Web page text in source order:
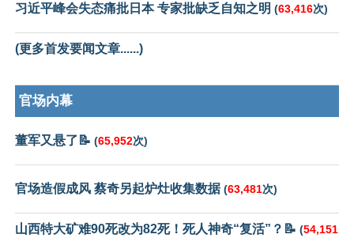
习近平峰会失态痛批日本 专家批缺乏自知之明 (63,416次)
(更多首发要闻文章......)
官场内幕
董军又悬了📝 (65,952次)
官场造假成风 蔡奇另起炉灶收集数据(63,481次)
山西特大矿难90死改为82死！死人神奇“复活”？📝 (54,151